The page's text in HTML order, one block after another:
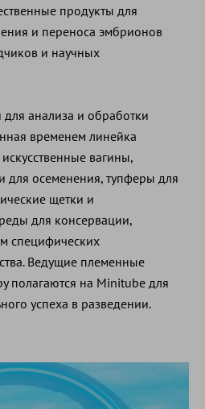
продукты для
и переноса эмбрионов
и научных
анализа и обработки
временем линейка
вагины,
для осеменения, тупферы для
щетки и
для консервации,
специфических
Ведущие племенные
полагаются на Minitube для
успеха в разведении.